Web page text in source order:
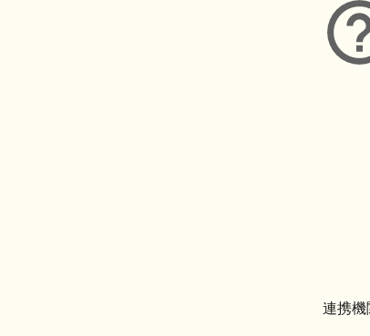
連携機